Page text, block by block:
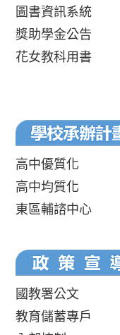
圖書資訊系統
獎助學金公告
花女教科用書
高中優質化
高中均質化
東區輔諮中心
國教署公文
教育儲蓄專戶